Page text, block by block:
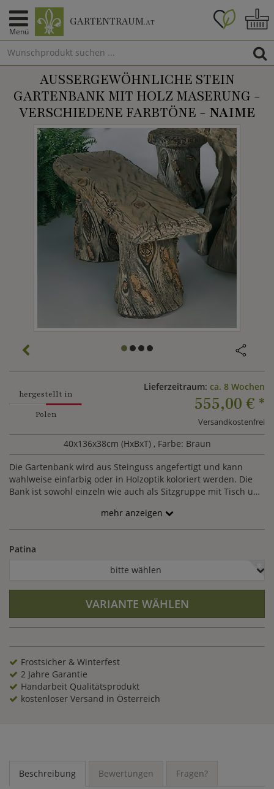
Menü
GARTENTRAUM.AT
AUSSERGEWÖHNLICHE STEIN G
ARTENBANK MIT HOLZ MASERUNG - V
ERSCHIEDENE FARBTÖNE - NAIME
hergestellt in
Polen
Lieferzeitraum: ca. 8 Wochen
555,00 € *
Versandkostenfrei
40x136x38cm (HxBxT) , Farbe: Braun
Die Gartenbank wird aus Steinguss angefertigt und kann
wahlweise einfarbig oder in Holzoptik koloriert werden. Die
Bank ist sowohl einzeln wie auch als Sitzgruppe mit Tisch und
einzelnen Komponeneten geliefert und kann mit farblosem
Silikon oder frostbeständigem Kleber sicher aufeinander
mehr anzeigen
Patina
bitte wählen
VARIANTE WÄHLEN
Frostsicher & Winterfest
2 Jahre Garantie
Handarbeit Qualitätsprodukt
kostenloser Versand in Österreich
Beschreibung Bewertungen Fragen?